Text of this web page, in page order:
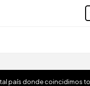
país donde coincidimos